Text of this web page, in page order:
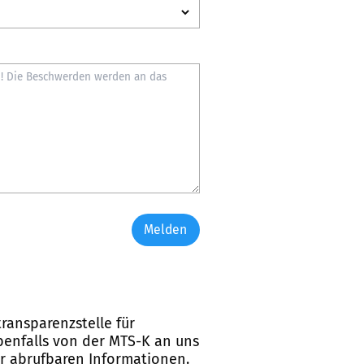
Melden
für
von der MTS-K an uns
abrufbaren Informationen.